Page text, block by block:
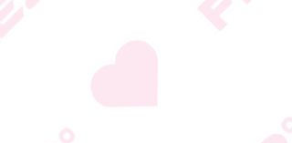
המידע המעודכן מופיע על
גבי האריזה
* טעות סופר בתיאור המוצר
או במחירו לא תחייב את